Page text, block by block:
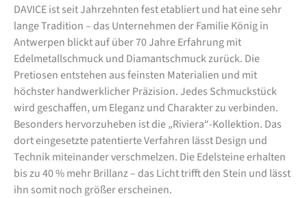
DAVICE ist seit Jahrzehnten fest etabliert und hat eine sehr
lange Tradition – das Unternehmen der Familie König in
Antwerpen blickt auf über 70 Jahre Erfahrung mit
Edelmetallschmuck und Diamantschmuck zurück. Die
Pretiosen entstehen aus feinsten Materialien und mit
höchster handwerklicher Präzision. Jedes Schmuckstück
wird geschaffen, um Eleganz und Charakter zu verbinden.
Besonders hervorzuheben ist die „Riviera“-Kollektion. Das
dort eingesetzte patentierte Verfahren lässt Design und
Technik miteinander verschmelzen. Die Edelsteine erhalten
bis zu 40 % mehr Brillanz – das Licht trifft den Stein und lässt
ihn somit noch größer erscheinen.